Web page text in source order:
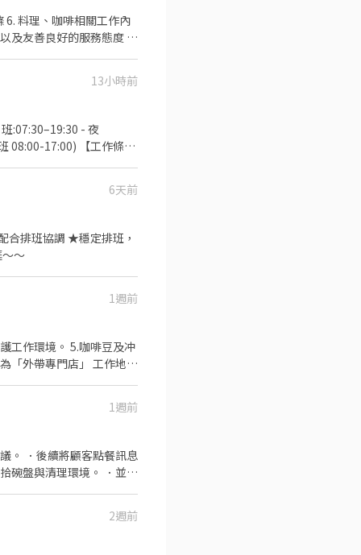
6. 料理、咖啡相關工作內
及友善良好的服務態度 🌟
13小時前
:07:30–19:30 - 夜
08:00-17:00) 【工作條
6天前
家庭～～
1週前
工作環境。 5.咖啡豆及冲
1週前
。 ．後續將顧客點餐訊息
碗盤與清理環境。 ．並負
2週前